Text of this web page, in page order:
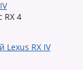
RX 4